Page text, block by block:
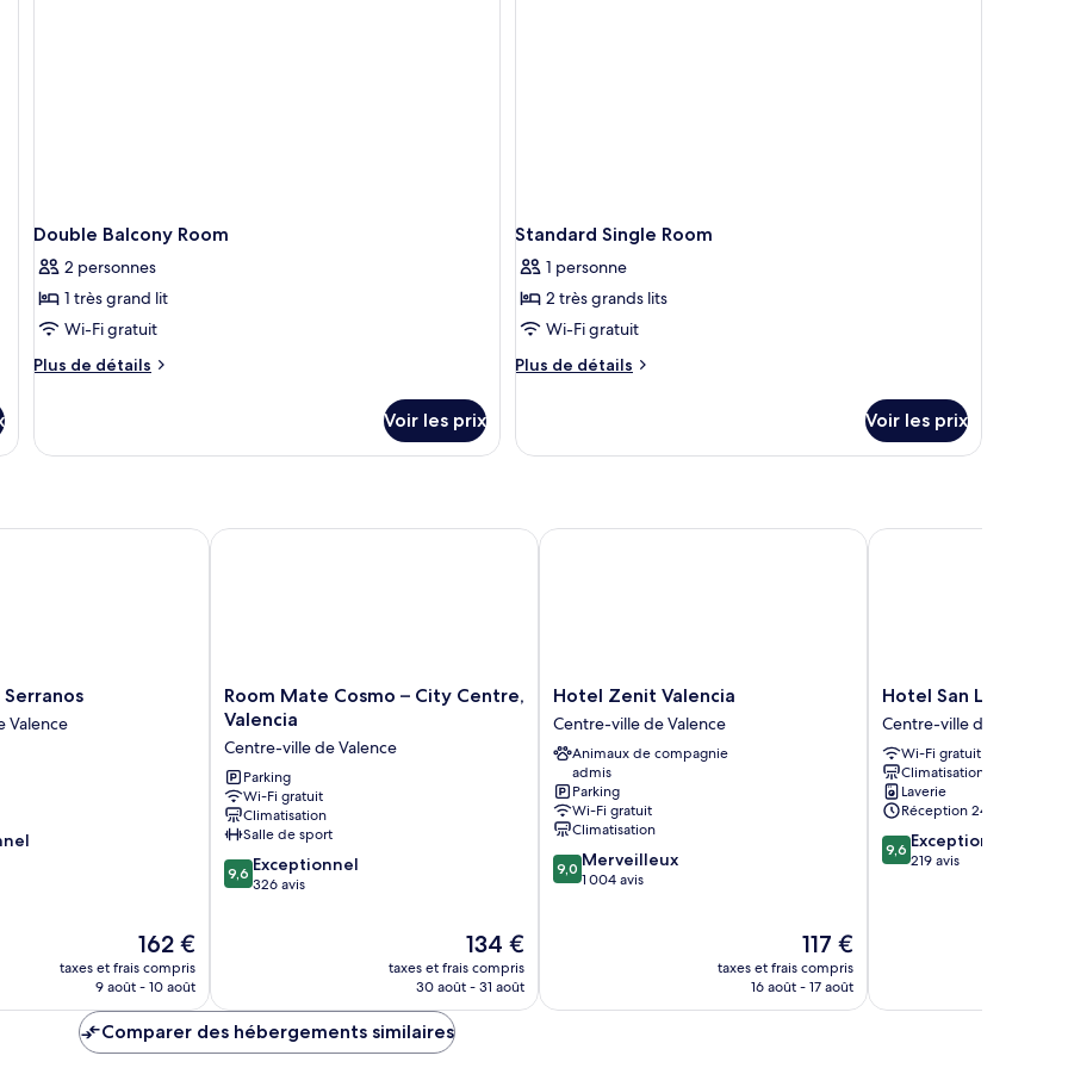
Double Balcony Room
2 personnes
1 très grand lit
Wi-Fi gratuit
Plus de détails
Plus
le
Double
Voir les prix
Standard Single Room
1 personne
2 très grands lits
Wi-Fi gratuit
Plus de détails
Plus
le
Standard
Voir les prix
Serranos
Valence
Le
nouveau
prix
de
162 €
162 €
taxes et frais compris
9 août - 10 août
Room
Mate
–
City
Centre,
Valencia
Centre-
ville
de
Room Mate Cosmo – City Centre,
Valencia
Centre-ville de Valence
Parking
Wi-Fi gratuit
Climatisation
Salle de sport
9.6
sur
9,6 Exceptionnel
326 avis
Le
nouveau
prix
134 €
taxes et frais compris
30 août - 31 août
Room Mate Cosmo – City Centre, Valencia
Hotel
Zenit
Valencia
Centre-
ville
de
Valence
Hotel Zenit Valencia
Centre-ville de Valence
Animaux de compagnie
admis
Parking
Wi-Fi gratuit
Climatisation
9.0
sur
9,0 Merveilleux
1 004 avis
Le
nouveau
prix
117 €
taxes et frais compris
16 août - 17 août
Hotel Zenit Valencia
Hotel
San
Lorenzo
Catedral
Centre-
ville
de
Valence
Hotel San Lorenzo
Centre-ville de Valence
Wi-Fi gratuit
Climatisation
Laverie
Réception 24 h/24
9.6
sur
9,6 Exceptionnel
219 avis
Hotel San Lorenzo
Comparer des hébergements similaires